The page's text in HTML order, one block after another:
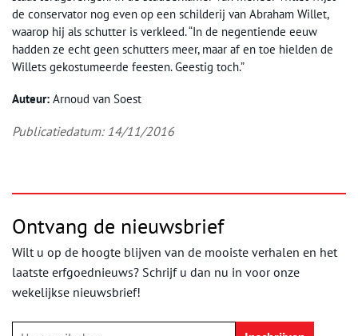
de conservator nog even op een schilderij van Abraham Willet,
waarop hij als schutter is verkleed. “In de negentiende eeuw
hadden ze echt geen schutters meer, maar af en toe hielden de
Willets gekostumeerde feesten. Geestig toch.”
Auteur: Arnoud van Soest
Publicatiedatum: 14/11/2016
Ontvang de nieuwsbrief
Wilt u op de hoogte blijven van de mooiste verhalen en het
laatste erfgoednieuws? Schrijf u dan nu in voor onze
wekelijkse nieuwsbrief!